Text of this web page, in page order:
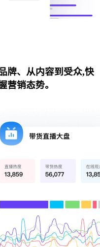
牌、从内容到受众,快
营销态势。